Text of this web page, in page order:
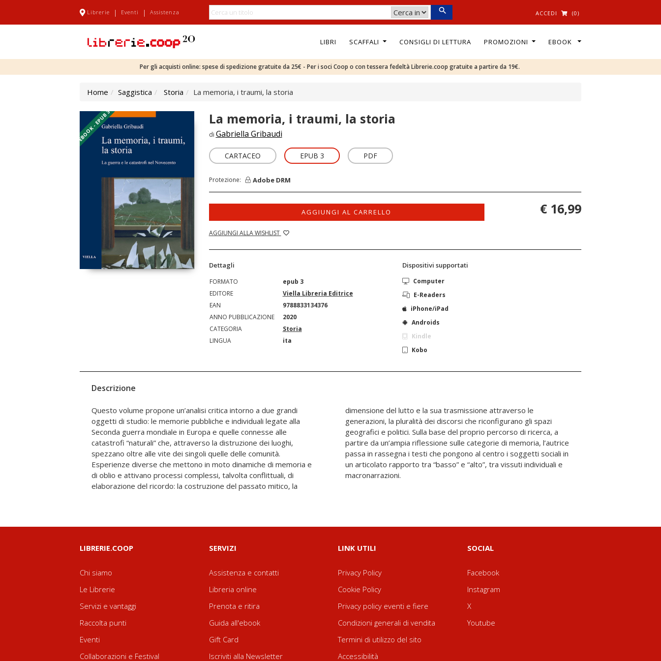
Librerie | Eventi | Assistenza ACCEDI (0)
LIBRI SCAFFALI CONSIGLI DI LETTURA PROMOZIONI EBOOK
Per gli acquisti online: spese di spedizione gratuite da 25€ - Per i soci Coop o con tessera fedeltà Librerie.coop gratuite a partire da 19€.
Home Saggistica Storia La memoria, i traumi, la storia
EBOOK - EPUB 3 La memoria, i traumi, la storia
di Gabriella Gribaudi
CARTACEO EPUB 3 PDF
Protezione: Adobe DRM
AGGIUNGI AL CARRELLO
AGGIUNGI ALLA WISHLIST
€ 16,99
Dettagli
FORMATO
epub 3
EDITORE
Viella Libreria Editrice
EAN
9788833134376
ANNO PUBBLICAZIONE
2020
CATEGORIA
Storia
LINGUA
ita
Dispositivi supportati
Computer
E-Readers
iPhone/iPad
Androids
Kindle
Kobo
Descrizione
Questo volume propone un’analisi critica intorno a due grandi
oggetti di studio: le memorie pubbliche e individuali legate alla
Seconda guerra mondiale in Europa e quelle connesse alle
catastrofi “naturali” che, attraverso la distruzione dei luoghi,
spezzano oltre alle vite dei singoli quelle delle comunità.
Esperienze diverse che mettono in moto dinamiche di memoria e
di oblio e attivano processi complessi, talvolta conflittuali, di
elaborazione del ricordo: la costruzione del passato mitico, la
dimensione del lutto e la sua trasmissione attraverso le
generazioni, la pluralità dei discorsi che riconfigurano gli spazi
geografici e politici. Sulla base del proprio percorso di ricerca, a
partire da un’ampia riflessione sulle categorie di memoria, l’autrice
passa in rassegna i testi che pongono al centro i soggetti sociali in
un articolato rapporto tra “basso” e “alto”, tra vissuti individuali e
macronarrazioni.
LIBRERIE.COOP
Chi siamo
Le Librerie
Servizi e vantaggi
Raccolta punti
Eventi
Collaborazioni e Festival
SERVIZI
Assistenza e contatti
Libreria online
Prenota e ritira
Guida all'ebook
Gift Card
Iscriviti alla Newsletter
LINK UTILI
Privacy Policy
Cookie Policy
Privacy policy eventi e fiere
Condizioni generali di vendita
Termini di utilizzo del sito
Accessibilità
SOCIAL
Facebook
Instagram
X
Youtube